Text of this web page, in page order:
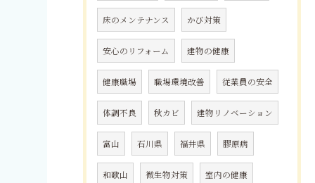
床のメンテナンス かび対策
安心のリフォーム 建物の健康
健康職場 職場環境改善 従業員の安全
体調不良 秋カビ 建物リノベーション
富山 石川県 福井県 膠原病
和歌山 微生物対策 室内の健康